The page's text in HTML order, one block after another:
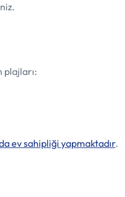
plajları:
ev sahipliği yapmaktadır.